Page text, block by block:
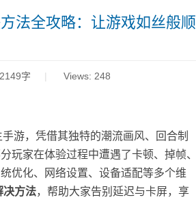
法全攻略：让游戏如丝般顺
字 Views: 248
游，凭借其独特的潮流画风、回合制
玩家在体验过程中遭遇了卡顿、掉帧、
优化、网络设置、设备适配等多个维
决方法，帮助大家告别延迟与卡屏，享